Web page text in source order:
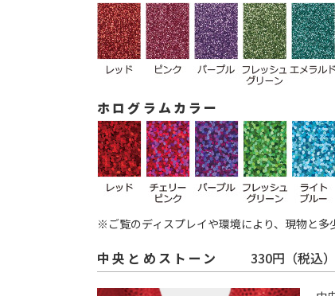
ホログラムカラー
※ご覧のディスプレイや環境により、現物と多
中央とめストーン 330円（税込）